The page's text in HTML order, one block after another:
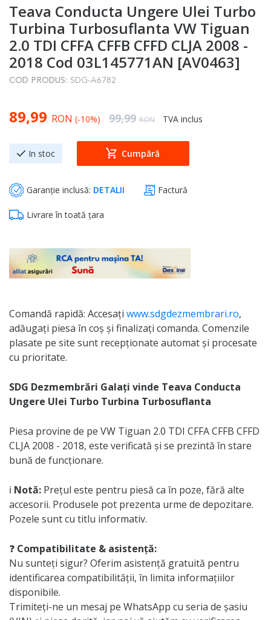
to
the
beginning
of
the
images
Teava Conducta Ungere Ulei Turbo
Turbina Turbosuflanta VW Tiguan
2.0 TDI CFFA CFFB CFFD CLJA 2008 -
2018 Cod 03L145771AN [AV0463]
COD PRODUS: SDG-A6782
Special Price
89,99 RON (-10%) Regular Price
99,99 RON TVA inclus
In stoc Cumpără
Garanție inclusă: DETALII Factură
Livrare în toată țara
Comandă rapidă: Accesați www.sdgdezmembrari.ro,
adăugați piesa în coș și finalizați comanda. Comenzile
plasate pe site sunt recepționate automat și procesate
cu prioritate.
SDG Dezmembrări Galați vinde Teava Conducta
Ungere Ulei Turbo Turbina Turbosuflanta
Piesa provine de pe VW Tiguan 2.0 TDI CFFA CFFB CFFD
CLJA 2008 - 2018, este verificată și se prezintă în stare
bună de funcționare.
ℹ️ Notă: Prețul este pentru piesă ca în poze, fără alte
accesorii. Produsele pot prezenta urme de depozitare.
Pozele sunt cu titlu informativ.
❓ Compatibilitate & asistență:
Nu sunteți sigur? Oferim asistență gratuită pentru
identificarea compatibilității, în limita informațiilor
disponibile.
Trimiteți-ne un mesaj pe WhatsApp cu seria de șasiu